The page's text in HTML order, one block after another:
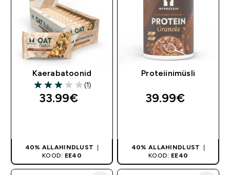
Kaerabatoonid
3 out of 5 stars
(1)
33.99€‎
40% ALLAHINDLUST
KOOD: EE40
Proteiinimüsli
39.99€‎
40% ALLAHINDLUST
KOOD: EE40